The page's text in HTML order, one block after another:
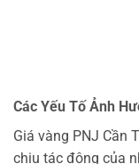
Các Yếu Tố Ảnh
Giá vàng PNJ Cần
chịu tác động của